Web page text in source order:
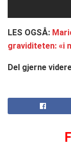
LES OGSÅ:
graviditeten: «i
Del gjerne